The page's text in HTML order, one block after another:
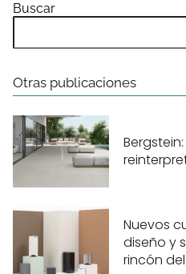
Buscar
Otras publicaciones
Nuevos
diseño y
rincón